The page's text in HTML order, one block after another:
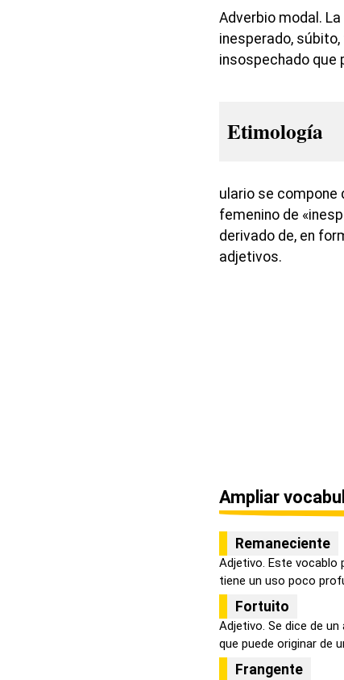
Adverbio modal.
inesperado,
insospechado que
Etimología
ulario se compone
femenino de
derivado de, en
adjetivos.
Ampliar
Remaneciente
Adjetivo. Este vocablo
tiene un uso poco
Fortuito
Adjetivo. Se dice de
que puede originar de
Frangente